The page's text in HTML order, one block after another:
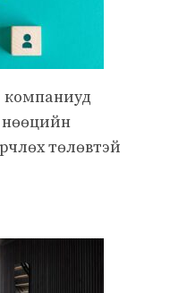
компаниуд
нөөцийн
төлөвтэй